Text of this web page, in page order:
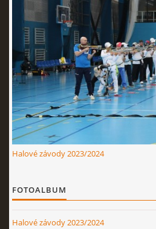
© 2026 eStránky.cz |WebSlice |Tisk
Nahoru ↑
Halové závody 2023/2024
FOTOALBUM
Halové závody 2023/2024